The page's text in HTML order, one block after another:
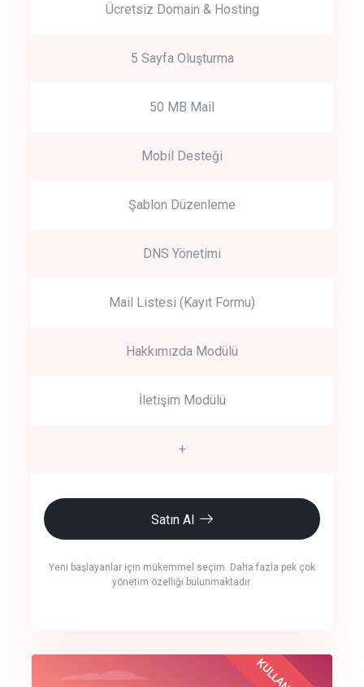
Ücretsiz Domain & Hosting
5 Sayfa Oluşturma
50 MB Mail
Mobil Desteği
Şablon Düzenleme
DNS Yönetimi
Mail Listesi (Kayıt Formu)
Hakkımızda Modülü
İletişim Modülü
+
Satın Al
Yeni başlayanlar için mükemmel seçim. Daha fazla pek çok
yönetim özelliği bulunmaktadır.
crm auto cync